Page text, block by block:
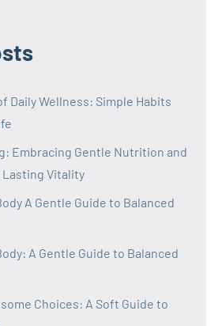
Daily Wellness: Simple Habits
Embracing Gentle Nutrition and
Vitality
A Gentle Guide to Balanced
A Gentle Guide to Balanced
Choices: A Soft Guide to